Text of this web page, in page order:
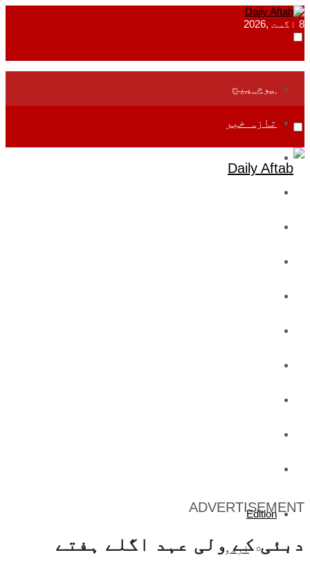
8 اگست ,2026
ہوم پیج
تازہ خبر
Edition
اردو
ADVERTISEMENT
دبئی کے ولی عہد اگلے ہفتے